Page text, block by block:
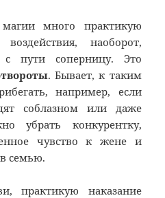
много практикую
наоборот,
пути соперницу. Это
. Бывает, к таким
например, если
соблазном или даже
убрать конкурентку,
чувство к жене и
семью.
практикую наказание